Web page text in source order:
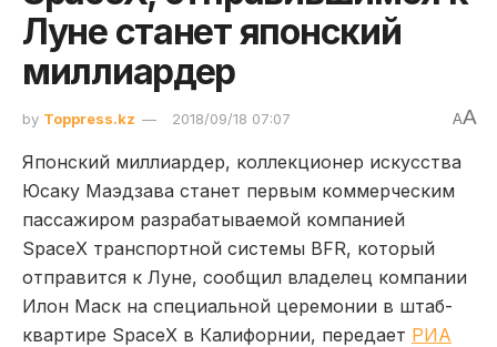
Луне станет японский
миллиардер
by Toppress.kz 2018/09/18 07:07 AA
Японский миллиардер, коллекционер искусства
Юсаку Маэдзава станет первым коммерческим
пассажиром разрабатываемой компанией
SpaceX транспортной системы BFR, который
отправится к Луне, сообщил владелец компании
Илон Маск на специальной церемонии в штаб-
квартире SpaceX в Калифорнии, передает РИА